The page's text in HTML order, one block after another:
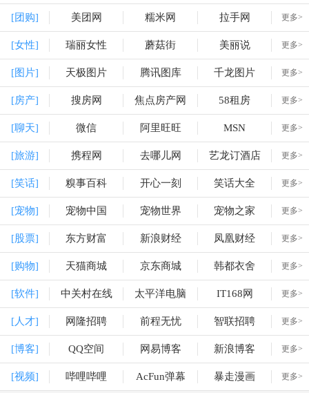
[团购] 美团网 糯米网 拉手网 更多>
[女性] 瑞丽女性 蘑菇街 美丽说 更多>
[图片] 天极图片 腾讯图库 千龙图片 更多>
[房产] 搜房网 焦点房产网 58租房 更多>
[聊天] 微信 阿里旺旺 MSN 更多>
[旅游] 携程网 去哪儿网 艺龙订酒店 更多>
[笑话] 糗事百科 开心一刻 笑话大全 更多>
[宠物] 宠物中国 宠物世界 宠物之家 更多>
[股票] 东方财富 新浪财经 凤凰财经 更多>
[购物] 天猫商城 京东商城 韩都衣舍 更多>
[软件] 中关村在线 太平洋电脑 IT168网 更多>
[人才] 网隆招聘 前程无忧 智联招聘 更多>
[博客] QQ空间 网易博客 新浪博客 更多>
[视频] 哔哩哔哩 AcFun弹幕 暴走漫画 更多>